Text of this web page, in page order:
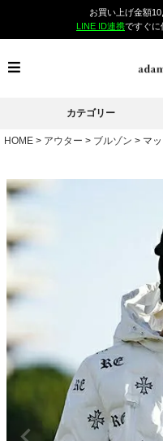
お買い上げ金額
LINE ID連携ですぐに
カテゴリー
HOME アウター ブルゾン マ